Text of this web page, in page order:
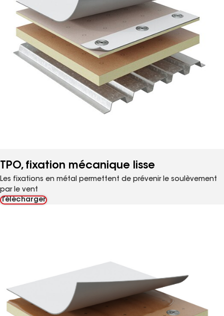
TPO, fixation mécanique lisse
Les fixations en métal permettent de prévenir le soulèvement
par le vent
Télécharger